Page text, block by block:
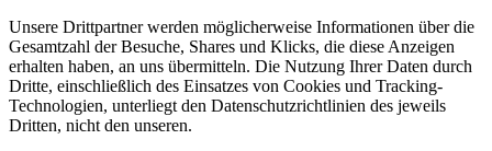
Unsere Drittpartner werden möglicherweise Informationen über die
Gesamtzahl der Besuche, Shares und Klicks, die diese Anzeigen
erhalten haben, an uns übermitteln. Die Nutzung Ihrer Daten durch
Dritte, einschließlich des Einsatzes von Cookies und Tracking-
Technologien, unterliegt den Datenschutzrichtlinien des jeweils
Dritten, nicht den unseren.